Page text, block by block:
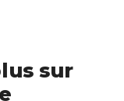
sur